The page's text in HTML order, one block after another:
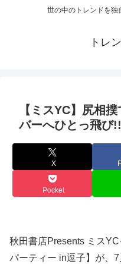
世の中のトレンドを独
トレ
【ミスYC】尻相
バーへひとっ飛び!!
X
Pocket
秋田書店Presents ミス
パーティー in逗子】が、